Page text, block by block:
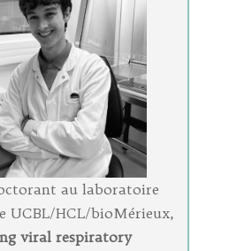
au laboratoire
UCBL/HCL/bioMérieux,
viral respiratory